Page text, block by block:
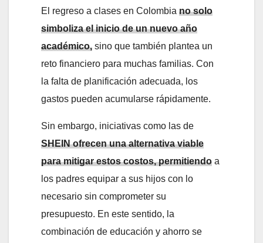
El regreso a clases en Colombia no solo
simboliza el inicio de un nuevo año
académico, sino que también plantea un
reto financiero para muchas familias. Con
la falta de planificación adecuada, los
gastos pueden acumularse rápidamente.
Sin embargo, iniciativas como las de
SHEIN ofrecen una alternativa viable
para mitigar estos costos, permitiendo a
los padres equipar a sus hijos con lo
necesario sin comprometer su
presupuesto. En este sentido, la
combinación de educación y ahorro se